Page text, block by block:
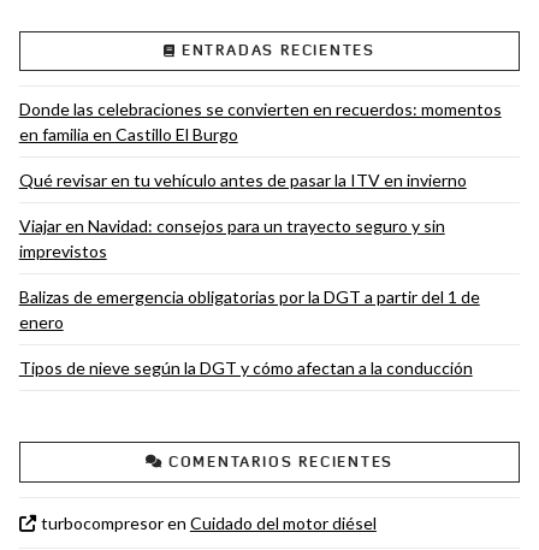
VIEW POST
ENTRADAS RECIENTES
Donde las celebraciones se convierten en recuerdos: momentos
en familia en Castillo El Burgo
Qué revisar en tu vehículo antes de pasar la ITV en invierno
Viajar en Navidad: consejos para un trayecto seguro y sin
imprevistos
Balizas de emergencia obligatorias por la DGT a partir del 1 de
enero
Tipos de nieve según la DGT y cómo afectan a la conducción
COMENTARIOS RECIENTES
turbocompresoren Cuidado del motor diésel